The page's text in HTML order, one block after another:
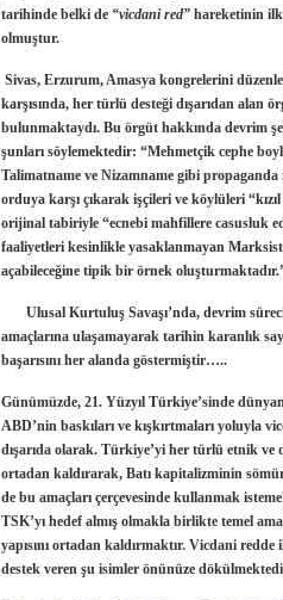
tarihinde belki de “vicdani red” hareketinin
olmuştur.
Sivas, Erzurum, Amasya kongrelerini
karşısında, her türlü desteği dışarıdan alan
bulunmaktaydı. Bu örgüt hakkında devrim
şunları söylemektedir: “Mehmetçik cephe
Talimatname ve Nizamname gibi
orduya karşı çıkarak işçileri ve köylüleri “
orijinal tabiriyle “ecnebi mahfillere casusluk
faaliyetleri kesinlikle yasaklanmayan
açabileceğine tipik bir örnek
Ulusal Kurtuluş Savaşı’nda, devrim
amaçlarına ulaşamayarak tarihin karanlık
başarısını her alanda göstermiştir…..
Günümüzde, 21. Yüzyıl Türkiye’sinde
ABD’nin baskıları ve kışkırtmaları yoluyla
dışarıda olarak. Türkiye’yi her türlü etnik
ortadan kaldırarak, Batı kapitalizminin
de bu amaçları çerçevesinde kullanmak
TSK’yı hedef almış olmakla birlikte temel
yapısını ortadan kaldırmaktır. Vicdani
destek veren şu isimler önünüze